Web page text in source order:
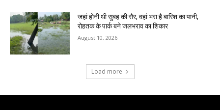
जहां होनी थी सुबह की सैर, वहां भरा है बारिश का पानी,
रोहतक के पार्क बने जलभराव का शिकार
August 10, 2026
Load more